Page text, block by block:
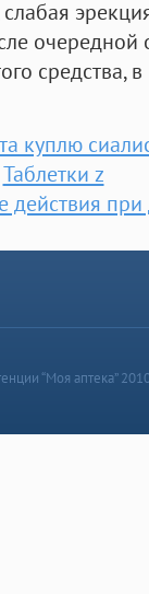
средства,
куплю
Таблетки z
действия
“Моя аптека”